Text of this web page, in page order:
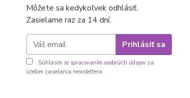
Môžete sa kedykoľvek odhlásiť.
Zasielame raz za 14 dní.
Prihlásiť sa
Súhlasím so spracovaním osobných údajov za
účelom zasielania newslettera.